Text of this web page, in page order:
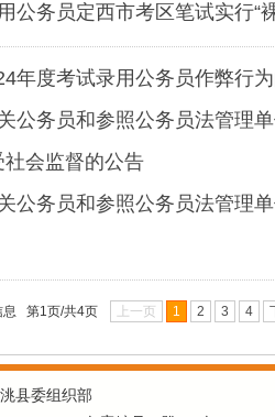
公务员定西市考区笔试实行“
年度考试录用公务员作弊行
公务员和参照公务员法管理
社会监督的公告
公务员和参照公务员法管理
息 第1页/共4页 上一页 1 2 3 4
县委组织部